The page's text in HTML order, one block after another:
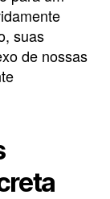
suas
de nossas